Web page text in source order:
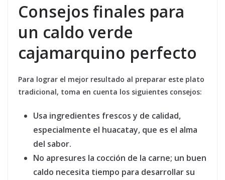
Consejos finales para
un caldo verde
cajamarquino perfecto
Para lograr el mejor resultado al preparar este plato
tradicional, toma en cuenta los siguientes consejos:
Usa ingredientes frescos y de calidad,
especialmente el huacatay, que es el alma
del sabor.
No apresures la cocción de la carne; un buen
caldo necesita tiempo para desarrollar su